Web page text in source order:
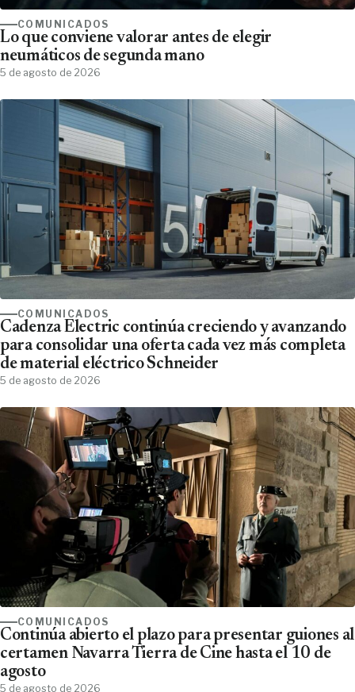
COMUNICADOS
Lo que conviene valorar antes de elegir
neumáticos de segunda mano
5 de agosto de 2026
COMUNICADOS
Cadenza Electric continúa creciendo y avanzando
para consolidar una oferta cada vez más completa
de material eléctrico Schneider
5 de agosto de 2026
COMUNICADOS
Continúa abierto el plazo para presentar guiones al
certamen Navarra Tierra de Cine hasta el 10 de
agosto
5 de agosto de 2026